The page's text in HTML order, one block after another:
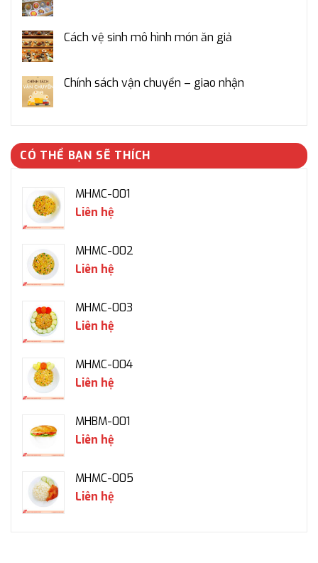
Cách vệ sinh mô hình món ăn giả
Chính sách vận chuyển – giao nhận
CÓ THỂ BẠN SẼ THÍCH
MHMC-001
Liên hệ
MHMC-002
Liên hệ
MHMC-003
Liên hệ
MHMC-004
Liên hệ
MHBM-001
Liên hệ
MHMC-005
Liên hệ